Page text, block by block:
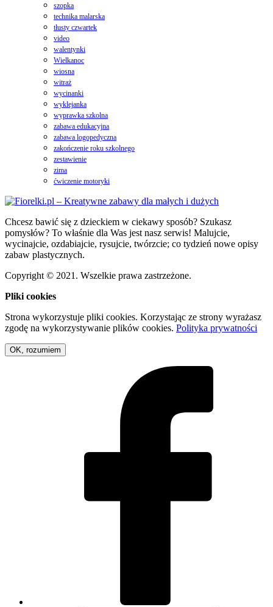
szopka
technika malarska
tłusty czwartek
video
walentynki
Wielkanoc
wiosna
witraż
wycinanki
wyklejanka
wyprawka szkolna
zabawa edukacyjna
zabawa logopedyczna
zakończenie roku szkolnego
zestawienie
zima
ćwiczenie motoryki
Chcesz bawić się z dzieckiem w ciekawy sposób? Szukasz
pomysłów? To właśnie dla Was jest nasz serwis! Malujcie,
wycinajcie, ozdabiajcie, rysujcie, twórzcie; co tydzień nowe opisy
zabaw plastycznych.
Copyright © 2021. Wszelkie prawa zastrzeżone.
Pliki cookies
Strona wykorzystuje pliki cookies. Korzystając ze strony wyrażasz
zgodę na wykorzystywanie plików cookies. Polityka prywatności
OK, rozumiem